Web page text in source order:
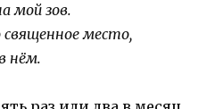
мой зов.
место,
нём.